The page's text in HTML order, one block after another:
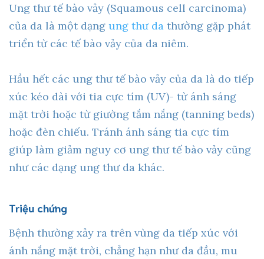
Ung thư tế bào vảy (Squamous cell carcinoma)
của da là một dạng ung thư da thường gặp phát
triển từ các tế bào vảy của da niêm.
Hầu hết các ung thư tế bào vảy của da là do tiếp
xúc kéo dài với tia cực tím (UV)- từ ánh sáng
mặt trời hoặc từ giường tắm nắng (tanning beds)
hoặc đèn chiếu. Tránh ánh sáng tia cực tím
giúp làm giảm nguy cơ ung thư tế bào vảy cũng
như các dạng ung thư da khác.
Triệu chứng
Bệnh thường xảy ra trên vùng da tiếp xúc với
ánh nắng mặt trời, chẳng hạn như da đầu, mu